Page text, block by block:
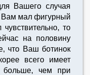
Вашего случая
Вам мал фигурный
то
на половину
что Ваш ботинок
всего имеет
больше, чем при